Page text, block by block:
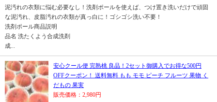
泥汚れの衣類に悩む必要なし！洗剤ポールを使えば、つけ置き洗いだけで頑固
な泥汚れ、皮脂汚れの衣類が真っ白に！ゴシゴシ洗い不要！
洗剤ポール商品説明
品名 洗たくよう合成洗剤
成...
安心クール便 完熟桃 良品！2セット御購入でお得な500円
OFFクーポン！ 送料無料 もも モモ ピーチ フルーツ 果物 く
だもの 果実
販売価格：2,980円